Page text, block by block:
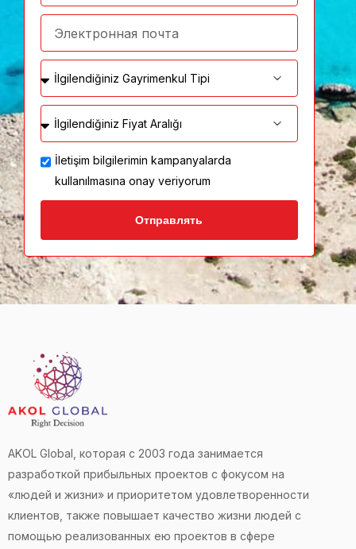
İletişim bilgilerimin kampanyalarda
kullanılmasına onay veriyorum
Отправлять
AKOL Global, которая с 2003 года занимается
разработкой прибыльных проектов с фокусом на
«людей и жизни» и приоритетом удовлетворенности
клиентов, также повышает качество жизни людей с
помощью реализованных ею проектов в сфере